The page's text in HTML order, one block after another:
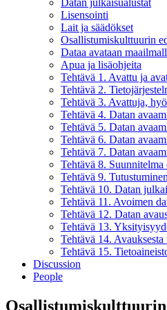
Lisensointi
Lait ja säädökset
Osallistumiskulttuurin
Dataa avataan
Apua ja lisäohjeita
Tehtävä 1. Avattu ja
Tehtävä 2.
Tehtävä 3. Avattuja,
Tehtävä 4. Datan
Tehtävä 5. Datan
Tehtävä 6. Datan
Tehtävä 7. Datan
Tehtävä 8. Suunnitelma
Tehtävä 9.
Tehtävä 10. Datan
Tehtävä 11. Avoimen
Tehtävä 12. Datan
Tehtävä 13.
Tehtävä 14.
Tehtävä 15.
Discussion
People